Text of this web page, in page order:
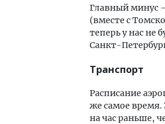
Главный минус
(вместе с
теперь у нас не
Санкт-
Транспорт
Расписание
же самое время.
на час раньше,